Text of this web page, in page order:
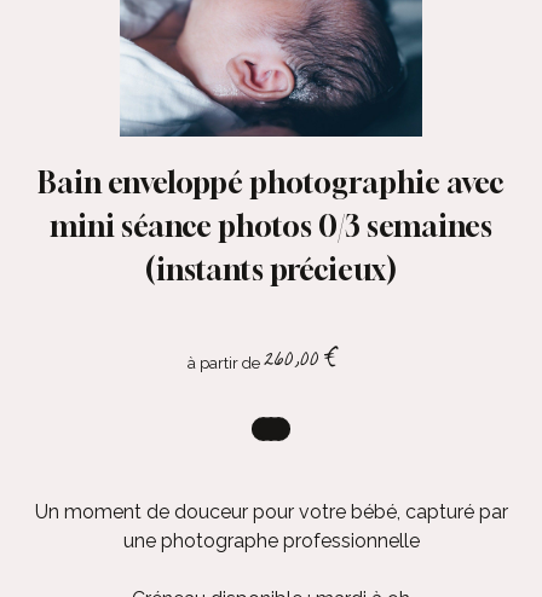
Bain enveloppé photographie avec
mini séance photos 0/3 semaines
(instants précieux)
à partir de 260,00€
Un moment de douceur pour votre bébé, capturé par
une photographe professionnelle